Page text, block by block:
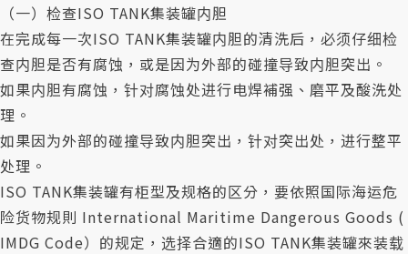
（一）检查ISO TANK集装罐内胆
在完成每一次ISO TANK集装罐内胆的清洗后，必须仔细检
查内胆是否有腐蚀，或是因为外部的碰撞导致内胆突出。
如果内胆有腐蚀，针对腐蚀处进行电焊補强、磨平及酸洗处
理。
如果因为外部的碰撞导致内胆突出，针对突出处，进行整平
处理。
ISO TANK集装罐有柜型及规格的区分，要依照国际海运危
险货物规則 International Maritime Dangerous Goods (
IMDG Code）的规定，选择合適的ISO TANK集装罐來装载